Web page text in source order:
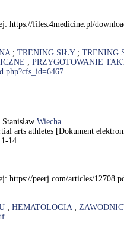
https://files.4medicine.pl/
; TRENING SIŁY; TRENING
; PRZYGOTOWANIE
Wiecha.
arts athletes [Dokument
14
https://peerj.com/articles/
; HEMATOLOGIA;